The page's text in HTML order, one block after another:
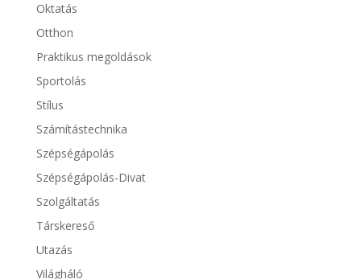
Oktatás
Otthon
Praktikus megoldások
Sportolás
Stílus
Számítástechnika
Szépségápolás
Szépségápolás-Divat
Szolgáltatás
Társkereső
Utazás
Világháló